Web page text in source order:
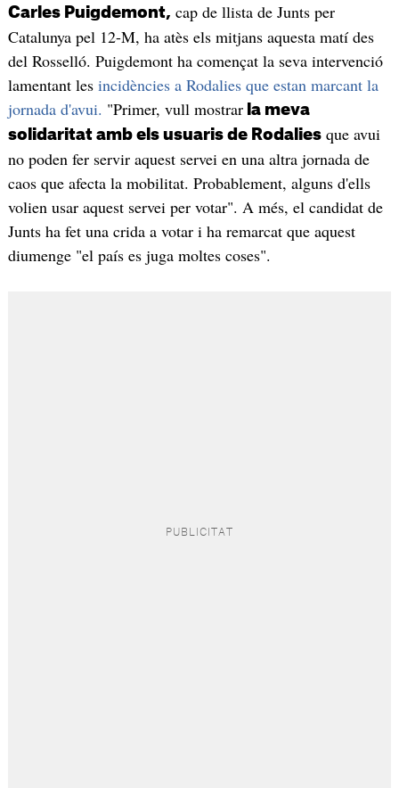
Carles Puigdemont, cap de llista de Junts per
Catalunya pel 12-M, ha atès els mitjans aquesta matí des
del Rosselló. Puigdemont ha començat la seva intervenció
lamentant lesincidències a Rodalies que estan marcant la
jornada d'avui. "Primer, vull mostrarla meva
solidaritat amb els usuaris de Rodaliesque avui
no poden fer servir aquest servei en una altra jornada de
caos que afecta la mobilitat. Probablement, alguns d'ells
volien usar aquest servei per votar". A més, el candidat de
Junts ha fet una crida a votar i ha remarcat que aquest
diumenge "el país es juga moltes coses".